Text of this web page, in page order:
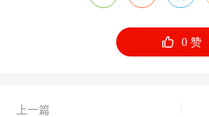
 0赞
上一篇